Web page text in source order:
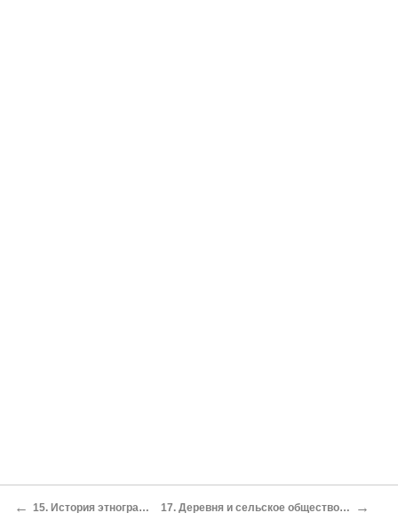
← 15. История этнографических исследований на Алтае[142] 17. Деревня и сельское общество Алтайского края в годы Великой Отечественной войны[144] →